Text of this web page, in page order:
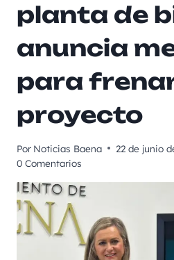
planta de
anuncia
para
proyecto
Por Noticias Baena 22 de junio
0 Comentarios